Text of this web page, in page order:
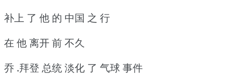
补上 了 他 的 中国 之 行
在 他 离开 前 不久
乔 .拜登 总统 淡化 了 气球 事件